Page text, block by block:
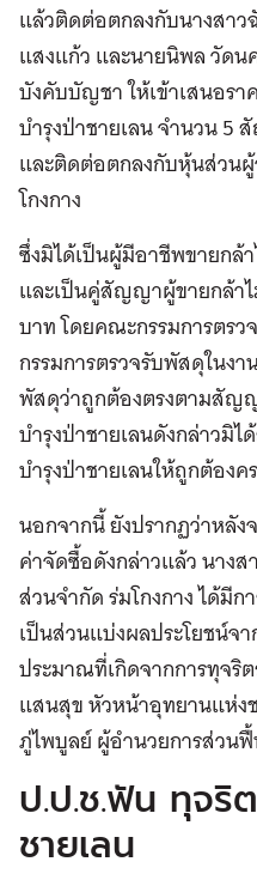
แล้วติดต่อตกลงกับนางสาว
แสงแก้ว และนายนิพล วัด
บังคับบัญชา ให้เข้าเสนอร
บำรุงป่าชายเลน จำนวน 5
และติดต่อตกลงกับหุ้นส่วน
โกงกาง
ซึ่งมิได้เป็นผู้มีอาชีพขายกล้
และเป็นคู่สัญญาผู้ขายกล้าไ
บาท โดยคณะกรรมการตร
กรรมการตรวจรับพัสดุในง
พัสดุว่าถูกต้องตรงตามสัญ
บำรุงป่าชายเลนดังกล่าวมิ
บำรุงป่าชายเลนให้ถูกต้อ
นอกจากนี้ ยังปรากฏว่าหลัง
ค่าจัดซื้อดังกล่าวแล้ว นาง
ส่วนจำกัด ร่มโกงกาง ได้มีก
เป็นส่วนแบ่งผลประโยชน์จา
ประมาณที่เกิดจากการทุจริ
แสนสุข หัวหน้าอุทยานแห่ง
ภู่ไพบูลย์ ผู้อำนวยการส่ว
ป.ป.ช.ฟัน ทุจริ
ชายเลน